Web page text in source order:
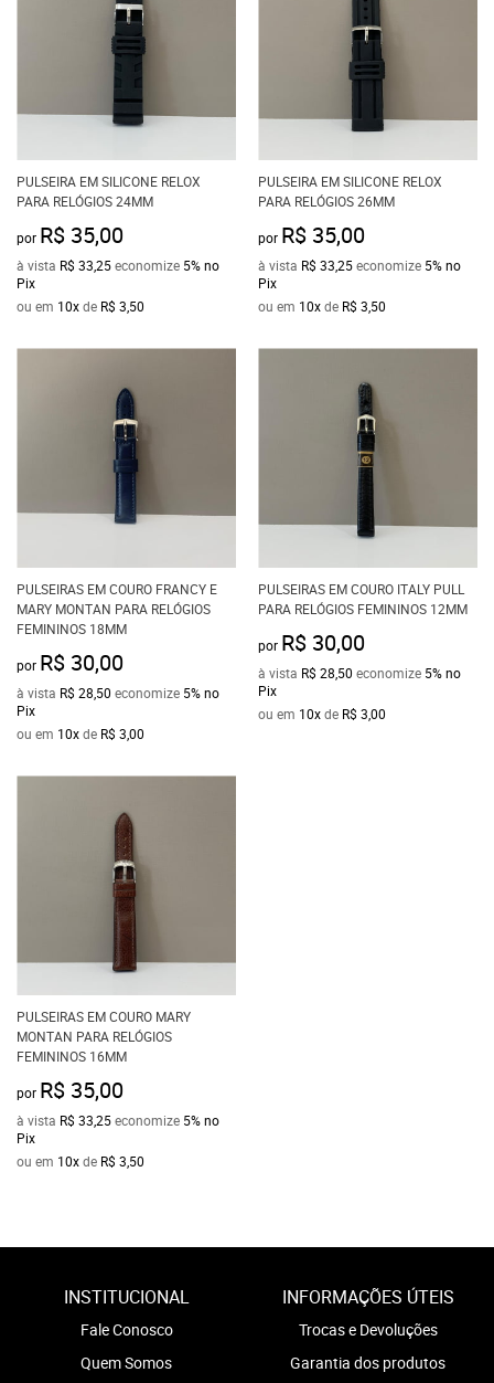
PULSEIRA EM SILICONE RELOX
PARA RELÓGIOS 24MM
por R$ 35,00
à vista R$ 33,25economize 5%no
Pix
ou em 10xde R$ 3,50
PULSEIRA EM SILICONE RELOX
PARA RELÓGIOS 26MM
por R$ 35,00
à vista R$ 33,25economize 5%no
Pix
ou em 10xde R$ 3,50
PULSEIRAS EM COURO FRANCY E
MARY MONTAN PARA RELÓGIOS
FEMININOS 18MM
por R$ 30,00
à vista R$ 28,50 economize 5%no
Pix
ou em 10xde R$ 3,00
PULSEIRAS EM COURO ITALY PULL
PARA RELÓGIOS FEMININOS 12MM
por R$ 30,00
à vista R$ 28,50 economize 5%no
Pix
ou em 10xde R$ 3,00
PULSEIRAS EM COURO MARY
MONTAN PARA RELÓGIOS
FEMININOS 16MM
por R$ 35,00
à vista R$ 33,25economize 5%no
Pix
ou em 10xde R$ 3,50
INSTITUCIONAL
Fale Conosco
Quem Somos
INFORMAÇÕES ÚTEIS
Trocas e Devoluções
Garantia dos produtos